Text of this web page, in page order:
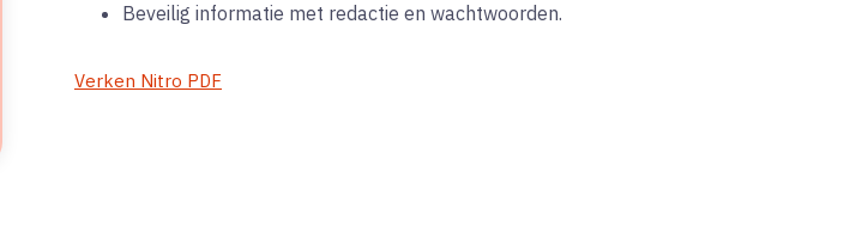
Beveilig informatie met redactie en wachtwoorden.
Verken Nitro PDF